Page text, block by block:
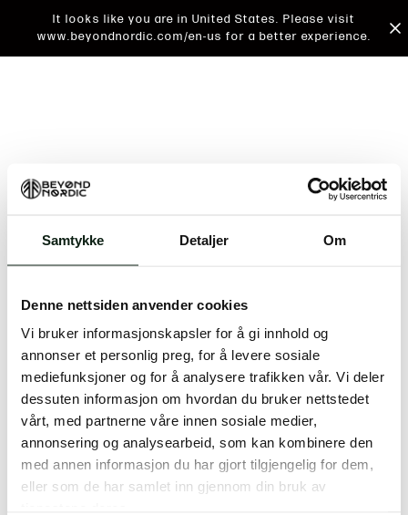
Samtykke Detaljer Om
Denne nettsiden anvender cookies
Vi bruker informasjonskapsler for å gi innhold og
annonser et personlig preg, for å levere sosiale
mediefunksjoner og for å analysere trafikken vår. Vi deler
dessuten informasjon om hvordan du bruker nettstedet
vårt, med partnerne våre innen sosiale medier,
annonsering og analysearbeid, som kan kombinere den
med annen informasjon du har gjort tilgjengelig for dem,
eller som de har samlet inn gjennom din bruk av
It looks like you are in United States. Please visit
www.beyondnordic.com/en-us for a better experience.
An unknown error has occurred. An error report has
issue will be investigated.
Click the button below to refresh the website. If the
issue persists, either try waiting a moment or
reopening your browser.
Clearing your browser cache may also help in some
cases.
We apologize for the inconvenience.